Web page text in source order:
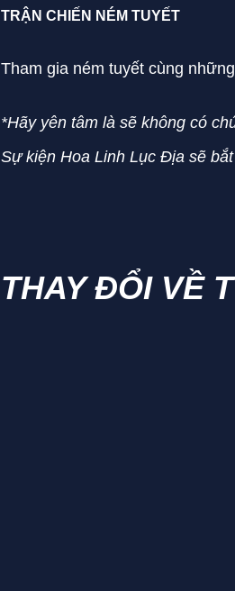
TRẬN CHIẾN NÉM TUYẾT
Tham gia ném tuyết cùng
*Hãy yên tâm là sẽ không có
Sự kiện Hoa Linh Lục Địa sẽ
THAY ĐỔI VỀ